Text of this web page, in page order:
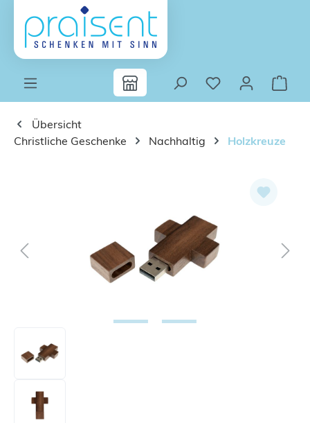
Zum Hauptinhalt springen
Übersicht
Christliche Geschenke
Nachhaltig Holzkreuze